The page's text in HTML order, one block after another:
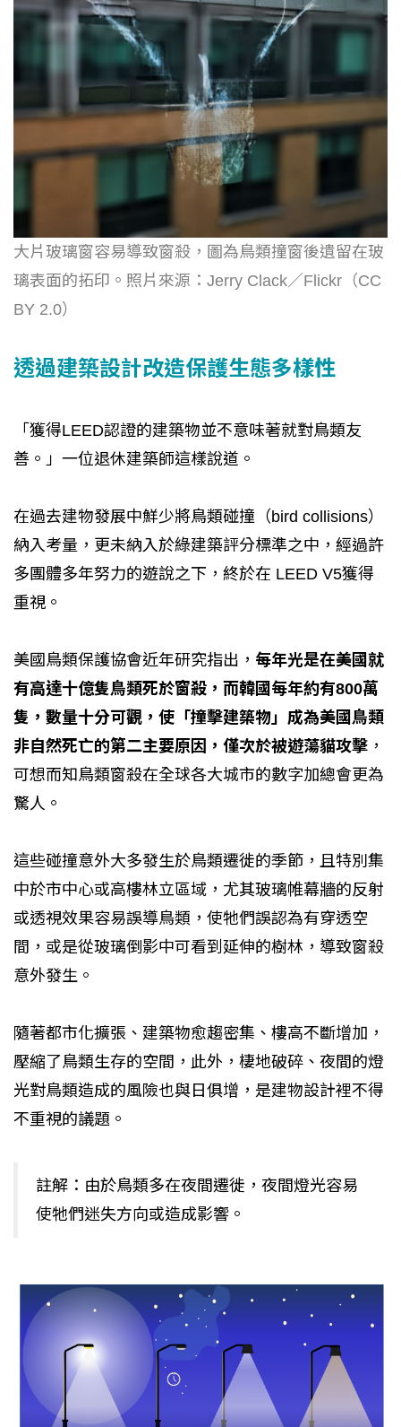
大片玻璃窗容易導致窗殺，圖為鳥類撞窗後遺留在玻
璃表面的拓印。照片來源：Jerry Clack／Flickr（CC
BY 2.0）
透過建築設計改造保護生態多樣性
「獲得LEED認證的建築物並不意味著就對鳥類友
善。」一位退休建築師這樣說道。
在過去建物發展中鮮少將鳥類碰撞（bird collisions）
納入考量，更未納入於綠建築評分標準之中，經過許
多團體多年努力的遊說之下，終於在 LEED V5獲得
重視。
美國鳥類保護協會近年研究指出， 每年光是在美國就
有高達十億隻鳥類死於窗殺，而韓國每年約有800萬
隻，數量十分可觀，使「撞擊建築物」成為美國鳥類
非自然死亡的第二主要原因，僅次於被遊蕩貓攻擊 ，
可想而知鳥類窗殺在全球各大城市的數字加總會更為
驚人。
這些碰撞意外大多發生於鳥類遷徙的季節，且特別集
中於市中心或高樓林立區域，尤其玻璃帷幕牆的反射
或透視效果容易誤導鳥類，使牠們誤認為有穿透空
間，或是從玻璃倒影中可看到延伸的樹林，導致窗殺
意外發生。
隨著都市化擴張、建築物愈趨密集、樓高不斷增加，
壓縮了鳥類生存的空間，此外，棲地破碎、夜間的燈
光對鳥類造成的風險也與日俱增，是建物設計裡不得
不重視的議題。
註解：由於鳥類多在夜間遷徙，夜間燈光容易
使牠們迷失方向或造成影響。